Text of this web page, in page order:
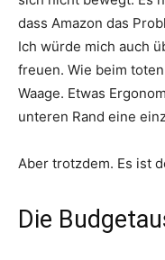
dass Amazon das
Ich würde mich auch
freuen. Wie beim
Waage. Etwas
unteren Rand eine
Aber trotzdem. Es ist
Die